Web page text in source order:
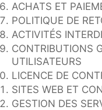
ACHATS ET
POLITIQUE DE
ACTIVITÉS
CONTRIBUTIONS
UTILISATEURS
LICENCE DE
SITES WEB ET
GESTION DES